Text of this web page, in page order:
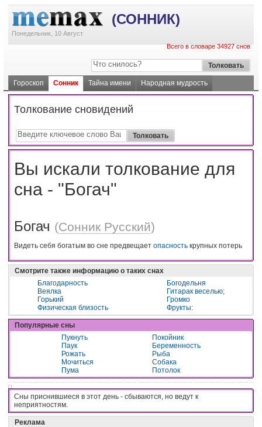
(СОННИК)
Понедельник, 10 Август
Всего в словаре 34927 снов
Гороскоп Сонник Тайна имени Народная мудрость
Толкование сновидений
Вы искали толкование для
сна - "Богач"
Богач (Сонник Русский)
Видеть себя богатым во сне предвещает опасность крупных потерь
Смотрите также информацию о таких снах
Благодарность
Богодельня
Веялка
Гитарак веселью;
Горький
Громко
Физическая близость
Фрукты:
Популярные сны
Пукнуть
Покойник
Паук
Беременность
Рожать
Рыба
Мочиться
Собака
Пума
Потолок
Сны приснившиеся в этот день - cбывaютcя, нo вeдyт к
нeпpиятнocтям.
Реклама